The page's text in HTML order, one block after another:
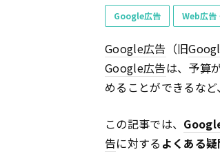
Google広告 Web広告
Google広告 （旧
Google広告は、予算
めることができるなど
この記事では、
告に対する よくある